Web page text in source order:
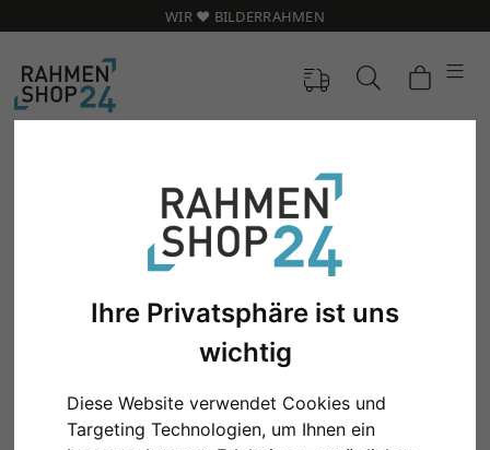
Ihre Privatsphäre ist uns
wichtig
Diese Website verwendet Cookies und
Targeting Technologien, um Ihnen ein
WIR ❤️ BILDERRAHMEN
Zurück